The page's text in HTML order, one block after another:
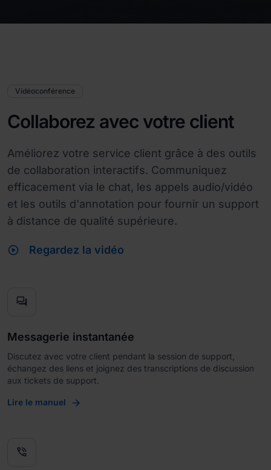
Vidéoconférence
Collaborez avec votre client
Améliorez votre service client grâce à des outils
de collaboration interactifs. Communiquez
efficacement via le chat, les appels audio/vidéo
et les outils d'annotation pour fournir un support
à distance de qualité supérieure.
play_circle Regardez la vidéo
forum
Messagerie instantanée
Discutez avec votre client pendant la session de support,
échangez des liens et joignez des transcriptions de discussion
aux tickets de support.
Lire le manuel
phone_in_talk